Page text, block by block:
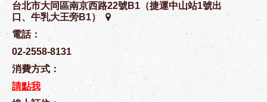
台北市大同區南京西路22號B1（捷運中山站1號出
口、牛乳大王旁B1）
電話：
02-2558-8131
消費方式：
請點我